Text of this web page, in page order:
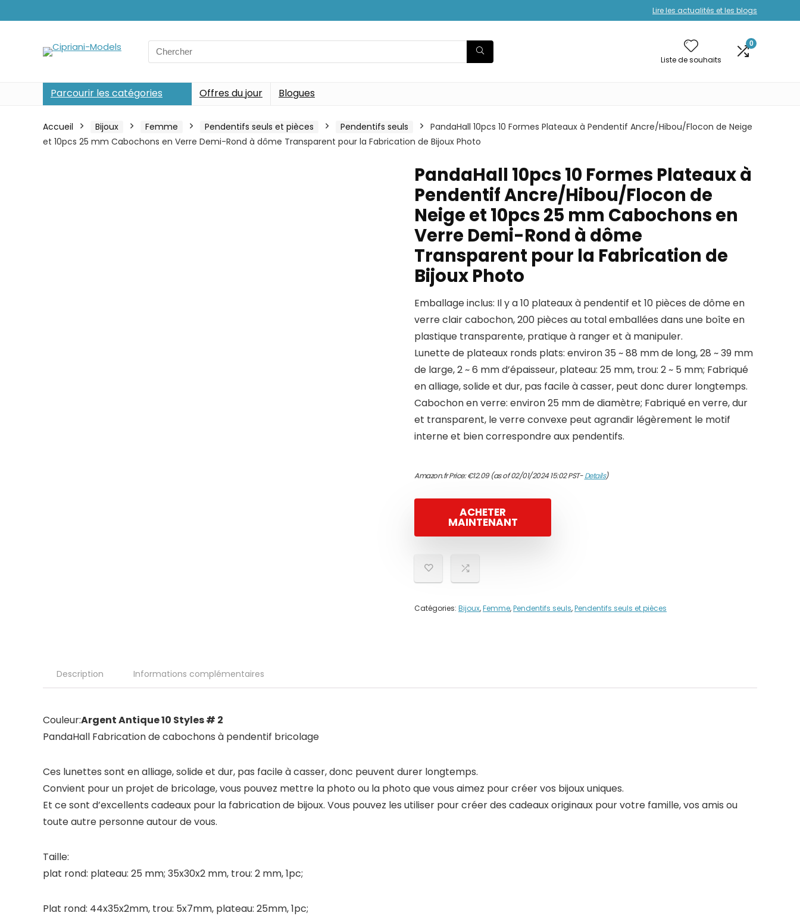
Lire les actualités et les blogs
Search
for:
Liste de souhaits
0
Parcourir les catégories Offres du jour Blogues
Accueil Bijoux Femme Pendentifs seuls et pièces Pendentifs seuls
PandaHall 10pcs 10 Formes Plateaux à Pendentif Ancre/Hibou/Flocon de Neige
et 10pcs 25 mm Cabochons en Verre Demi-Rond à dôme Transparent pour la Fabrication de Bijoux Photo
PandaHall 10pcs 10 Formes Plateaux à
Pendentif Ancre/Hibou/Flocon de
Neige et 10pcs 25 mm Cabochons en
Verre Demi-Rond à dôme
Transparent pour la Fabrication de
Bijoux Photo
Emballage inclus: Il y a 10 plateaux à pendentif et 10 pièces de dôme en
verre clair cabochon, 200 pièces au total emballées dans une boîte en
plastique transparente, pratique à ranger et à manipuler.
Lunette de plateaux ronds plats: environ 35 ~ 88 mm de long, 28 ~ 39 mm
de large, 2 ~ 6 mm d’épaisseur, plateau: 25 mm, trou: 2 ~ 5 mm; Fabriqué
en alliage, solide et dur, pas facile à casser, peut donc durer longtemps.
Cabochon en verre: environ 25 mm de diamètre; Fabriqué en verre, dur
et transparent, le verre convexe peut agrandir légèrement le motif
interne et bien correspondre aux pendentifs.
Amazon.fr Price:€12.09(as of 02/01/2024 15:02 PST-Details)
ACHETER
MAINTENANT
Catégories: Bijoux,Femme,Pendentifs seuls,Pendentifs seuls et pièces
Description Informations complémentaires
Couleur:Argent Antique 10 Styles # 2
PandaHall Fabrication de cabochons à pendentif bricolage
Ces lunettes sont en alliage, solide et dur, pas facile à casser, donc peuvent durer longtemps.
Convient pour un projet de bricolage, vous pouvez mettre la photo ou la photo que vous aimez pour créer vos bijoux uniques.
Et ce sont d’excellents cadeaux pour la fabrication de bijoux. Vous pouvez les utiliser pour créer des cadeaux originaux pour votre famille, vos amis ou
toute autre personne autour de vous.
Taille:
plat rond: plateau: 25 mm; 35x30x2 mm, trou: 2 mm, 1pc;
Plat rond: 44x35x2mm, trou: 5x7mm, plateau: 25mm, 1pc;